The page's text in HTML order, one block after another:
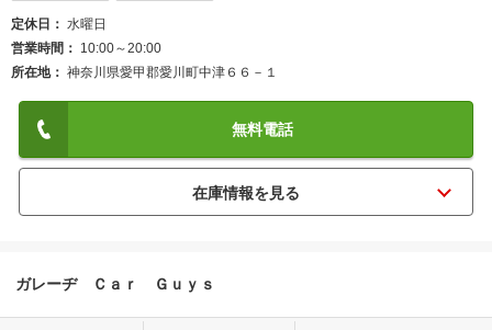
定休日
水曜日
営業時間
10:00～20:00
所在地
神奈川県愛甲郡愛川町中津６６－１
無料電話
ガレーヂ Ｃａｒ Ｇｕｙｓ